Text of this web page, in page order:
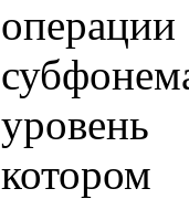
уровень